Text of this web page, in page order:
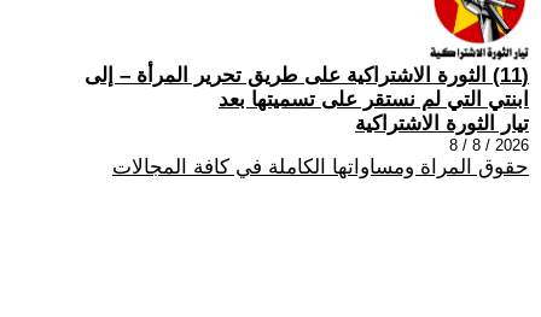
(11) الثورة الاشتراكية على طريق تحرير المرأة – إلى
ابنتي التي لم نستقر على تسميتها بعد
تيار الثورة الاشتراكية
2026 / 8 / 8
حقوق المراة ومساواتها الكاملة في كافة المجالات